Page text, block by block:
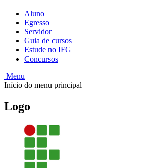
Aluno
Egresso
Servidor
Guia de cursos
Estude no IFG
Concursos
Menu
Início do menu principal
Logo